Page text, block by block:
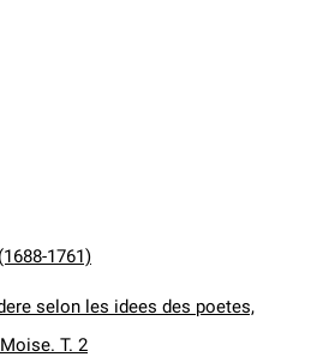
1761)
selon les idees des poetes,
T. 2